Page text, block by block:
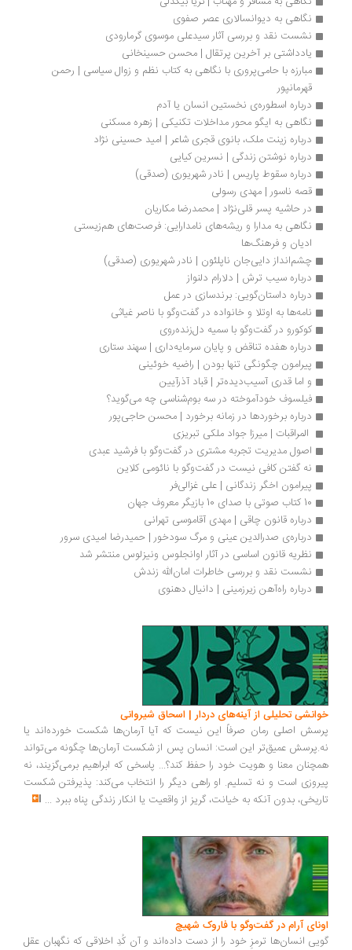
نگاهی به دیوانسالاری عصر صفوی
نشست نقد و بررسی آثار سیدعلی موسوی گرمارودی
یادداشتی بر آخرین پرتقال | محسن حسینخانی
مبارزه با حامی‌پروری با نگاهی به کتاب نظم و زوال سیاسی | رحمن
قهرمانپور
درباره اسطوره‌ی نخستین انسان یا آدم
نگاهی به ایگو محور مداخلات تکنیکی | زهره مسکنی
درباره زینت ملک، بانوی قجری شاعر | امید حسینی نژاد
درباره نوشتن زندگی | نسرین کیایی
درباره سقوط پاریس | نادر شهریوری (صدقی)
قصه ناسور | مهدی رسولی
در حاشیه پسر قلی‌نژاد | محمدرضا مکاریان
نگاهی به مدارا و ریشه‌های نامدارایی: فرصت‌های هم‌زیستی
ادیان و فرهنگ‌ها
چشم‌انداز دایی‌جان ناپلئون | نادر شهریوری (صدقی)
درباره سیب ترش | دلارام دلنواز
درباره داستان‌گویی: برند‌سازی در عمل
نامه‌ها به اوتلا و خانواده در گفت‌وگو با ناصر غیاثی
کوکورو در گفت‌وگو با سمیه دل‌زنده‌روی
درباره هفده تناقض و پایان سرمایه‌داری | سهند ستاری
پیرامون چگونگی تنها بودن | راضیه خوئینی
و اما قدری آسیب‌‎دیده‌تر | قباد آذرآیین
فیلسوف خودآموخته در سه بوم‌شناسی چه می‌گوید؟
درباره برخوردها در زمانه برخورد | محسن حاجی‌پور
المراقبات | میرزا جواد ملکی تبریزی
اصول مدیریت تجربه مشتری در گفت‌وگو با فرشید عبدی
نه گفتن کافی نیست در گفت‌وگو با نائومی کلاین
پیرامون اخگر زندگانی | علی غزالی‌فر
درباره قانون چاقی | مهدی آقاموسی تهرانی
درباره‌ی صدرالدین عینی و مرگ سودخور | حمیدرضا امیدی سرور
نظریه قانون اساسی در آثار اوانجلوس ونیزلوس منتشر شد
نشست نقد و بررسی خاطرات امان‌الله زندش
درباره راه‌آهن زیرزمینی | دانیال دهنوی
تحلیلی از آینه‌های دردار | اسحاق شیروانی
اصلی رمان صرفاً این نیست که آیا آرمان‌ها شکست خورده‌اند یا
عمیق‌تر این است: انسان پس از شکست آرمان‌ها چگونه می‌تواند
معنا و هویت خود را حفظ کند؟... پاسخی که ابراهیم برمی‌گزیند، نه
است و نه تسلیم. او راهی دیگر را انتخاب می‌کند: پذیرفتن شکست
بدون آنکه به خیانت، گریز از واقعیت یا انکار زندگی پناه ببرد...
آرام در گفت‌وگو با فاروک شهیچ‭
انسان‌ها ترمزِ خود را از دست داده‌اند و آن کُدِ اخلاقی که نگهبان عقل